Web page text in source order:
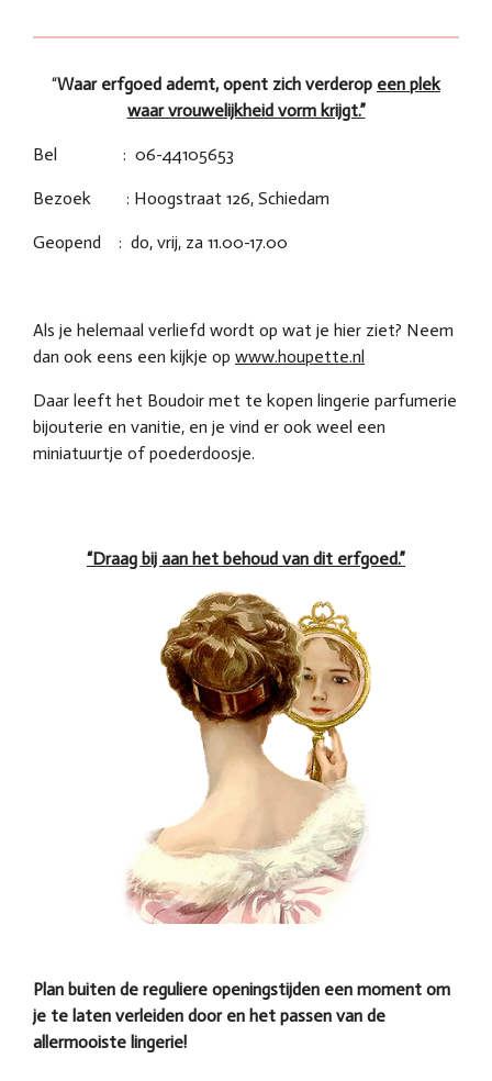
“Waar erfgoed ademt, opent zich verderop een plek
waar vrouwelijkheid vorm krijgt.”
Bel : 06-44105653
Bezoek : Hoogstraat 126, Schiedam
Geopend : do, vrij, za 11.00-17.00
Als je helemaal verliefd wordt op wat je hier ziet? Neem
dan ook eens een kijkje op www.houpette.nl
Daar leeft het Boudoir met te kopen lingerie parfumerie
bijouterie en vanitie, en je vind er ook weel een
miniatuurtje of poederdoosje.
“Draag bij aan het behoud van dit erfgoed.”
Plan buiten de reguliere openingstijden een moment om
je te laten verleiden door en het passen van de
allermooiste lingerie!